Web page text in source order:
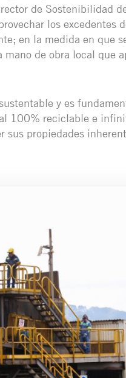
de Sostenibilidad
los excedentes
en la medida en que
de obra local que
y es
100% reciclable e
propiedades